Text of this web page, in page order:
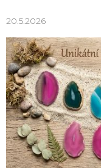
20.5.2026